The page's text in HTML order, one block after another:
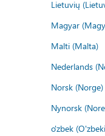
Lietuvių
Magyar
Malti (Malta)
Nederlands
Norsk (Norge)
Nynorsk
o'zbek